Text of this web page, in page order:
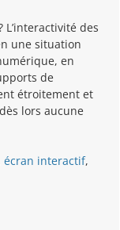
des
une situation
en
de
étroitement et
lors aucune
écran interactif,